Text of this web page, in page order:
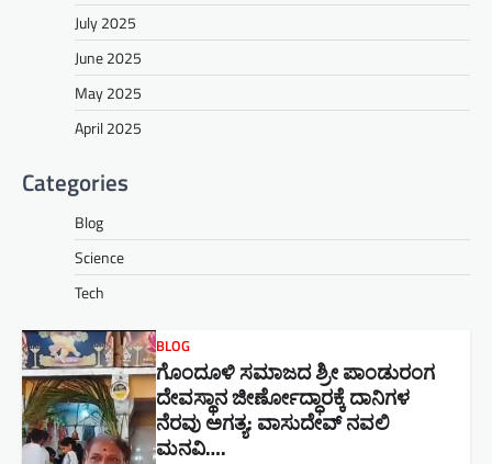
July 2025
June 2025
May 2025
April 2025
Categories
Blog
Science
Tech
BLOG
ಗೊಂದೂಳಿ ಸಮಾಜದ ಶ್ರೀ ಪಾಂಡುರಂಗ
ದೇವಸ್ಥಾನ ಜೀರ್ಣೋದ್ಧಾರಕ್ಕೆ ದಾನಿಗಳ
ನೆರವು ಅಗತ್ಯ: ವಾಸುದೇವ್ ನವಲಿ
ಮನವಿ​….